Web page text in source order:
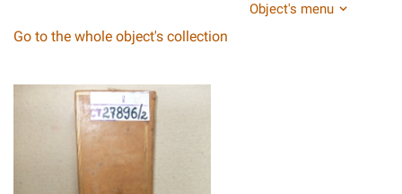
Object's menu
Go to the whole object's collection